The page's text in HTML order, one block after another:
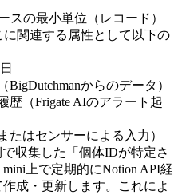
スの最小単位（レコード）
関連する属性として以下の
からのデータ）
歴（Frigate AIのアラート起
たはセンサーによる入力）
収集した「個体IDが特定さ
上で定期的にNotion API経
成・更新します。これによ